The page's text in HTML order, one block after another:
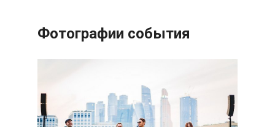
Фотографии события